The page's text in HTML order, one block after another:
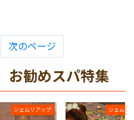
次のページ
勧めスパ特集
シェムリアップ シェムリ